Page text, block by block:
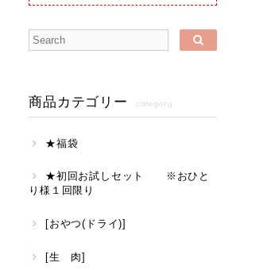
商品カテゴリー category
★福袋
★初回お試しセット ※おひと
り様１回限り
[おやつ(ドライ)]
[生 肉]